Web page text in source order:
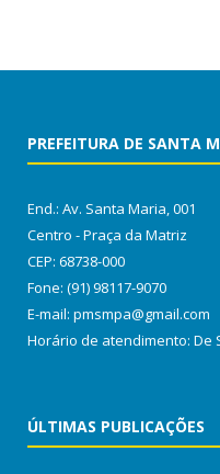
PREFEITURA DE SANTA
End.: Av. Santa Maria, 001
Centro - Praça da Matriz
CEP: 68738-000
Fone: (91) 98117-9070
E-mail: pmsmpa@gmail.com
Horário de atendimento: De
ÚLTIMAS PUBLICAÇÕES